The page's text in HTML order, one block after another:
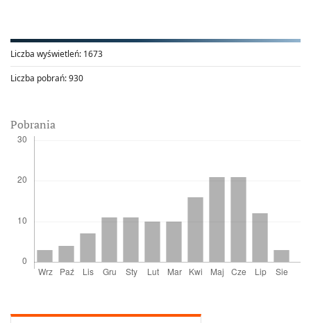
Liczba wyświetleń: 1673
Liczba pobrań:930
Pobrania